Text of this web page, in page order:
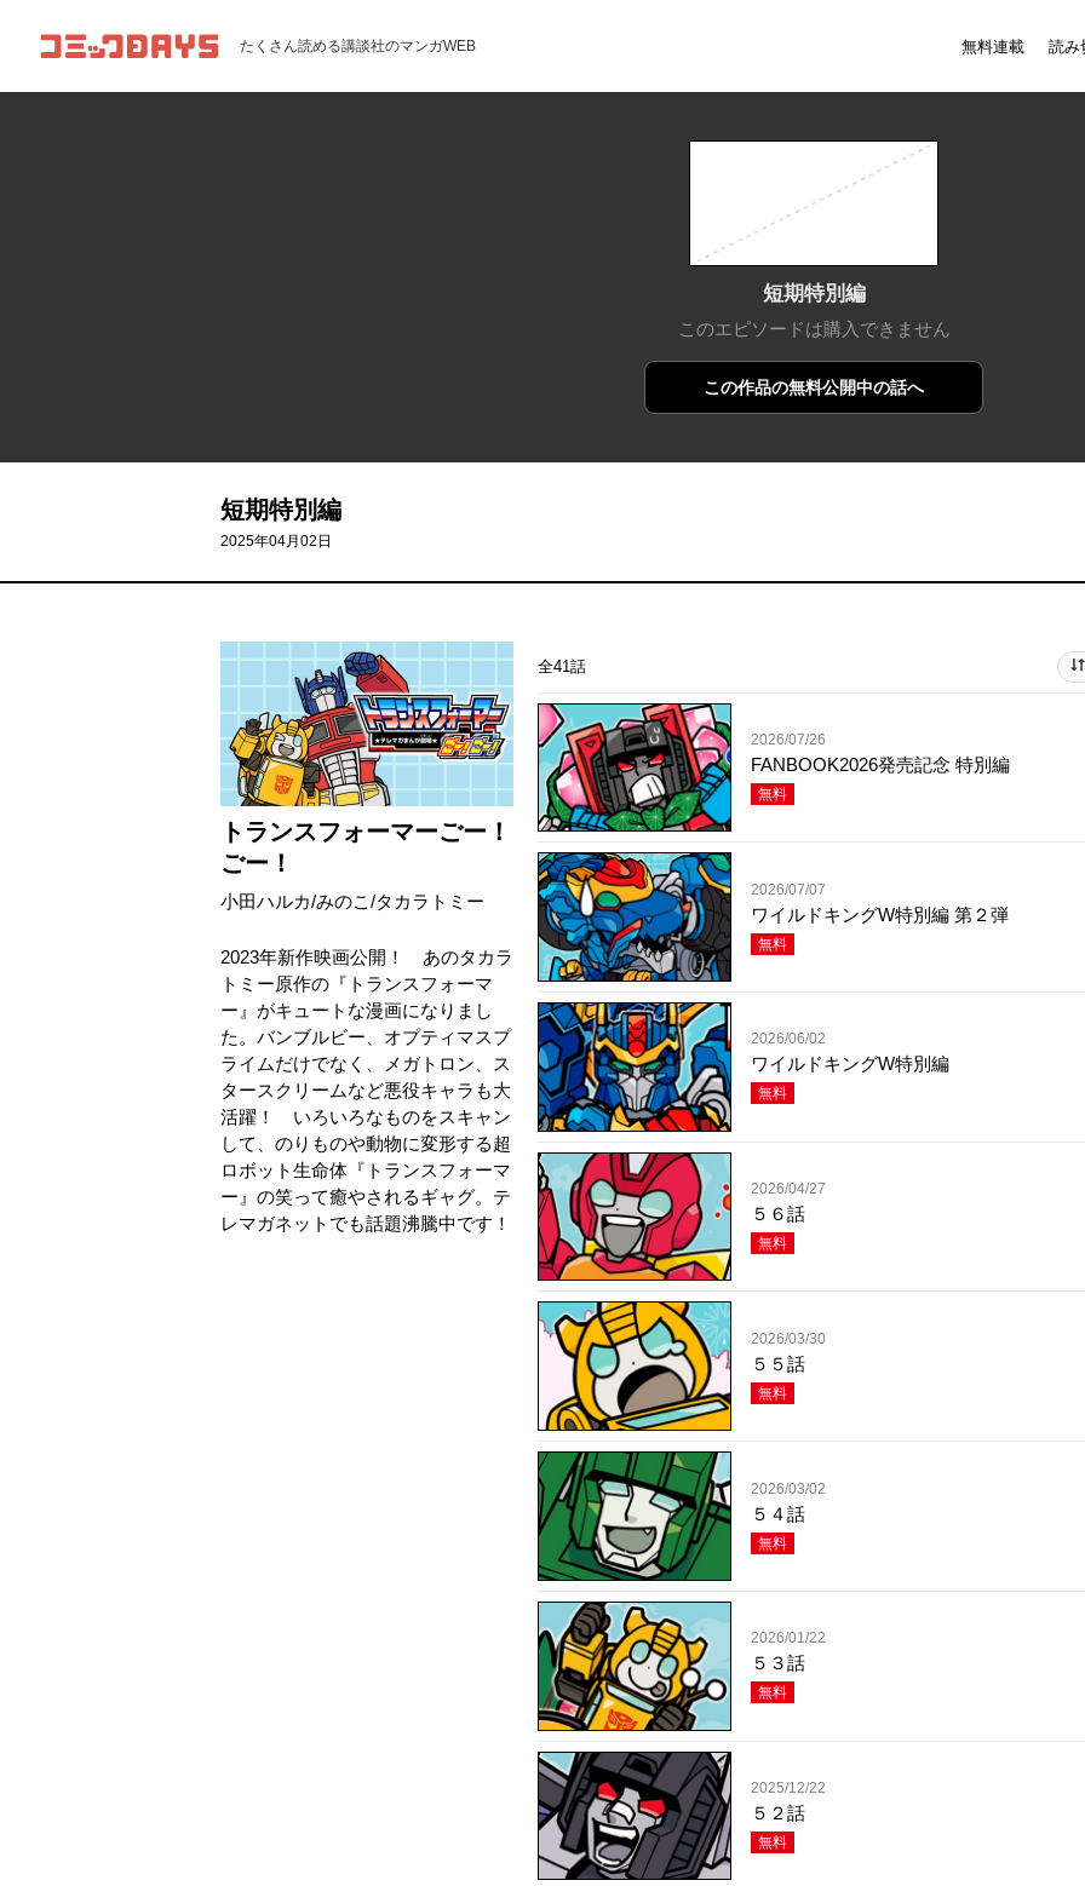
コミックDAYS たくさん読める講談社のマンガWEB 無料連載 読み
短期特別編
このエピソードは購入できません
この作品の無料公開中の話へ
短期特別編
2025年04月02日
トランスフォーマーごー！
ごー！
小田ハルカ/みのこ /タカラトミー
2023年新作映画公開！ あのタカラ
トミー原作の『トランスフォーマ
ー』がキュートな漫画になりまし
た。バンブルビー、オプティマスプ
ライムだけでなく、メガトロン、ス
タースクリームなど悪役キャラも大
活躍！ いろいろなものをスキャン
して、のりものや動物に変形する超
ロボット生命体『トランスフォーマ
ー』の笑って癒やされるギャグ。テ
レマガネットでも話題沸騰中です！
全41話
2026/07/26
FANBOOK2026発売記念 特別編
無料
2026/07/07
ワイルドキングW特別編 第２弾
無料
2026/06/02
ワイルドキングW特別編
無料
2026/04/27
５６話
無料
2026/03/30
５５話
無料
2026/03/02
５４話
無料
2026/01/22
５３話
無料
2025/12/22
５２話
無料